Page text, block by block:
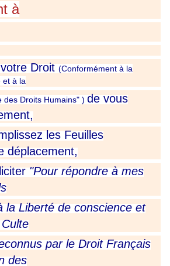
à
Droit (Conformément à la
et à la
des Droits Humains" ) de vous
les Feuilles
déplacement,
"Pour répondre à mes
la Liberté de conscience et
par le Droit Français
des